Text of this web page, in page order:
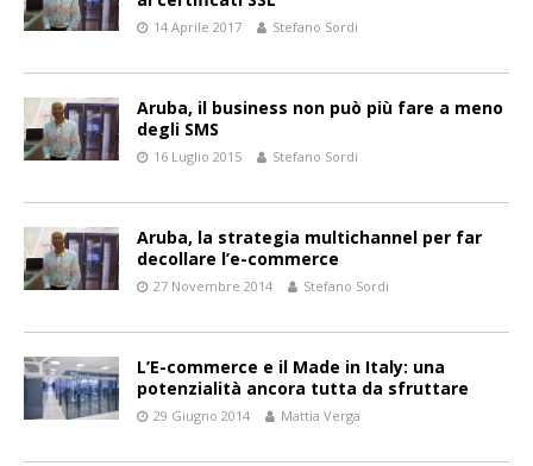
14 Aprile 2017 Stefano Sordi
Aruba, il business non può più fare a meno
degli SMS
16 Luglio 2015 Stefano Sordi
Aruba, la strategia multichannel per far
decollare l’e-commerce
27 Novembre 2014 Stefano Sordi
L’E-commerce e il Made in Italy: una
potenzialità ancora tutta da sfruttare
29 Giugno 2014 Mattia Verga